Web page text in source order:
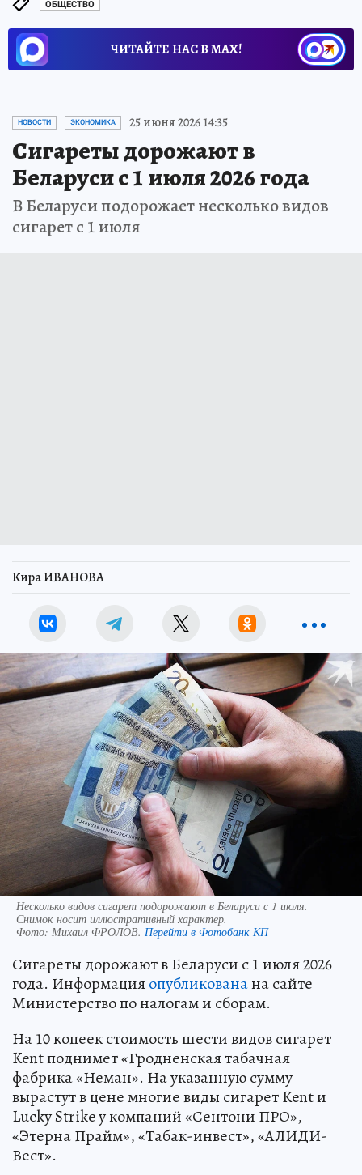
ОБЩЕСТВО
ЧИТАЙТЕ НАС В МАХ!
НОВОСТИ ЭКОНОМИКА 25 июня 2026 14:35
Сигареты дорожают в
Беларуси с 1 июля 2026 года
В Беларуси подорожает несколько видов
сигарет с 1 июля
Кира ИВАНОВА
Несколько видов сигарет подорожают в Беларуси с 1 июля.
Снимок носит иллюстративный характер.
Фото: Михаил ФРОЛОВ. Перейти в Фотобанк КП
Сигареты дорожают в Беларуси с 1 июля 2026
года. Информацияопубликованана сайте
Министерство по налогам и сборам.
На 10 копеек стоимость шести видов сигарет
Kent поднимет «Гродненская табачная
фабрика «Неман». На указанную сумму
вырастут в цене многие виды сигарет Kent и
Lucky Strike у компаний «Сентони ПРО»,
«Этерна Прайм», «Табак-инвест», «АЛИДИ-
Вест».